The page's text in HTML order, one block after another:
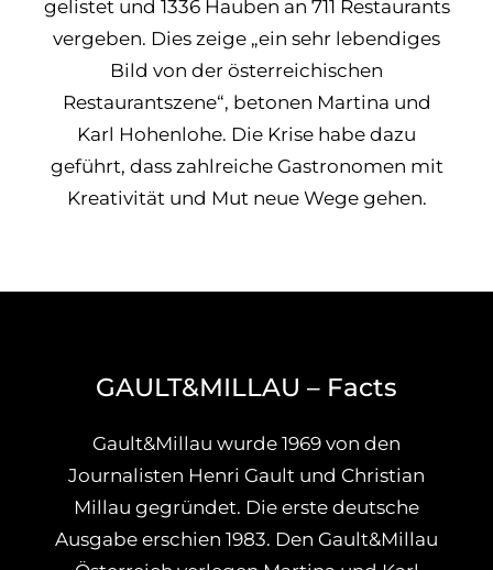
gelistet und 1336 Hauben an 711 Restaurants
vergeben. Dies zeige „ein sehr lebendiges
Bild von der österreichischen
Restaurantszene“, betonen Martina und
Karl Hohenlohe. Die Krise habe dazu
geführt, dass zahlreiche Gastronomen mit
Kreativität und Mut neue Wege gehen.
GAULT&MILLAU – Facts
Gault&Millau wurde 1969 von den
Journalisten Henri Gault und Christian
Millau gegründet. Die erste deutsche
Ausgabe erschien 1983. Den Gault&Millau